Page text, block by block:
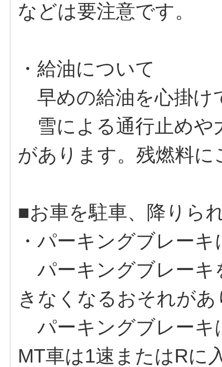
などは要注意です。
・給油について
早めの給油を心掛け
雪による通行止めや
があります。残燃料
■お車を駐車、降りら
・パーキングブレー
パーキングブレーキ
きなくなるおそれが
パーキングブレーキ
MT車は1速またはRに